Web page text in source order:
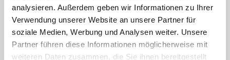
analysieren. Außerdem geben wir Informationen zu Ihrer
Verwendung unserer Website an unsere Partner für
soziale Medien, Werbung und Analysen weiter. Unsere
Partner führen diese Informationen möglicherweise mit
weiteren Daten zusammen, die Sie ihnen bereitgestellt